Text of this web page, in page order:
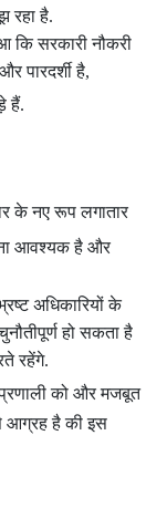
रहा है.
कि सरकारी नौकरी
पारदर्शी है,
हैं.
के नए रूप लगातार
आवश्यक है और
अधिकारियों के
हो सकता है
रहेंगे.
को और मजबूत
आग्रह है की इस